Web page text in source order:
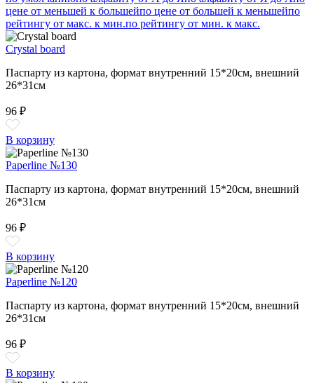
цене от меньшей к большейпо цене от большей к меньшейпо
рейтингу от макс. к мин.по рейтингу от мин. к макс.
Crystal board
Паспарту из картона, формат внутренний 15*20см, внешний
26*31см
96 ₽
В корзину
Paperline №130
Паспарту из картона, формат внутренний 15*20см, внешний
26*31см
96 ₽
В корзину
Paperline №120
Паспарту из картона, формат внутренний 15*20см, внешний
26*31см
96 ₽
В корзину